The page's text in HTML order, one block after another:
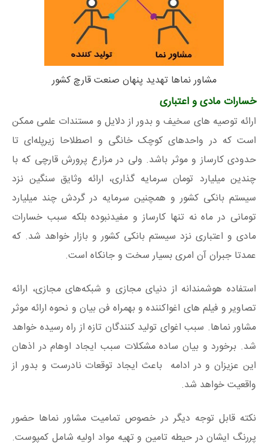
مشاور نماها تهدید پنهان صنعت قارچ کشور
خسارات مادی و اعتباری
ارائه توصیه های سخیف و بدور از دلایل و مستندات علمی ممکن
است که در واحدهای کوچک خانگی و اصطلاحا زیرپله‌ای تا
حدودی کارساز و موثر باشد. ولی در مزارع پرورش قارچی که با
چندین میلیارد تومان سرمایه گذاری، ارائه وثایق سنگین نزد
سیستم بانکی کشور و همچنین سرمایه در گردش چند میلیارد
تومانی در ماه نه تنها کارساز و مفیدنبوده بلکه سبب خسارات
مادی و اعتباری نزد سیستم بانکی کشور و بازار خواهد شد. که
عمدتا جبران آن امری بسیار سخت و جانکاه است.
استفاده هوشمندانه از دنیای مجازی و شبکه‌های مجازی، ارائه
تصاویر و فیلم های اغواکننده و بهمراه فن بیان و نحوه ارائه موثر
مشاور نماها. سبب اغوای تولید کنندگان تازه از راه رسیده خواهد
شد. برخورد و بیان ساده مشکلات سبب ایجاد اوهام در اذهان
این عزیزان و در ادامه باعث ایجاد توقعات نادرست و بدور از
واقعیت خواهد شد.
نکته قابل توجه دیگر در خصوص تمامیت مشاور نماها حضور
پررنگ ایشان در حیطه تامین و تهیه مواد اولیه شامل کمپوست.